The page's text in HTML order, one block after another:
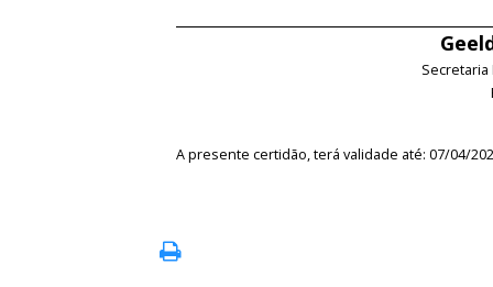
A presente certidão, terá validade até: 07/04/